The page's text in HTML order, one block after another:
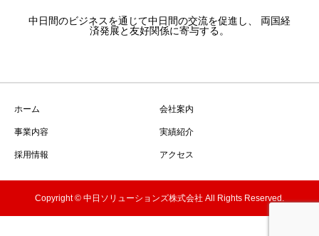
中日間のビジネスを通じて中日間の交流を促進し、 両国経
済発展と友好関係に寄与する。
ホーム 会社案内
事業内容 実績紹介
採用情報 アクセス
Copyright © 中日ソリューションズ株式会社 All Rights Reserved.